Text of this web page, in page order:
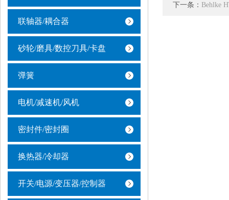
联轴器/耦合器
砂轮/磨具/数控刀具/卡盘
弹簧
电机/减速机/风机
密封件/密封圈
换热器/冷却器
开关/电源/变压器/控制器
下一条： Behlke